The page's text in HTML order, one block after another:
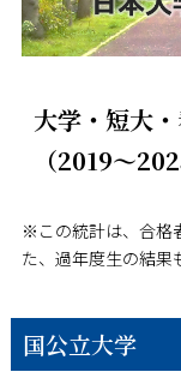
大学・短大
（2019～
※この統計は、合格
た、過年度生の結果
国公立大学